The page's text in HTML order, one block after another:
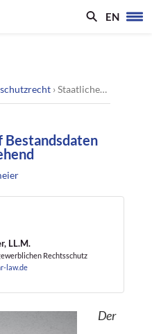
EN
›Staatlicher Zugriff auf Bestandsdaten immer noch zu weitgehend
Bestandsdaten
LL.M.
Rechtsschutz
law.de
Der